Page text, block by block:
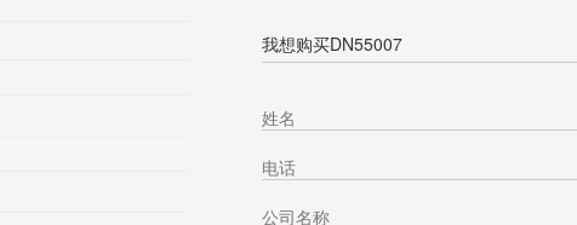
我想购买DN55007